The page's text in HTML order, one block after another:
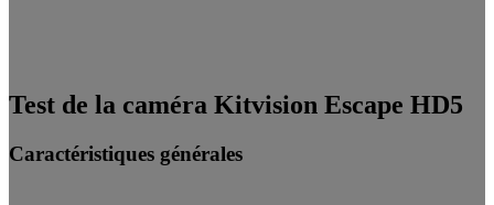
Test de la caméra Kitvision Escape HD5
Caractéristiques générales